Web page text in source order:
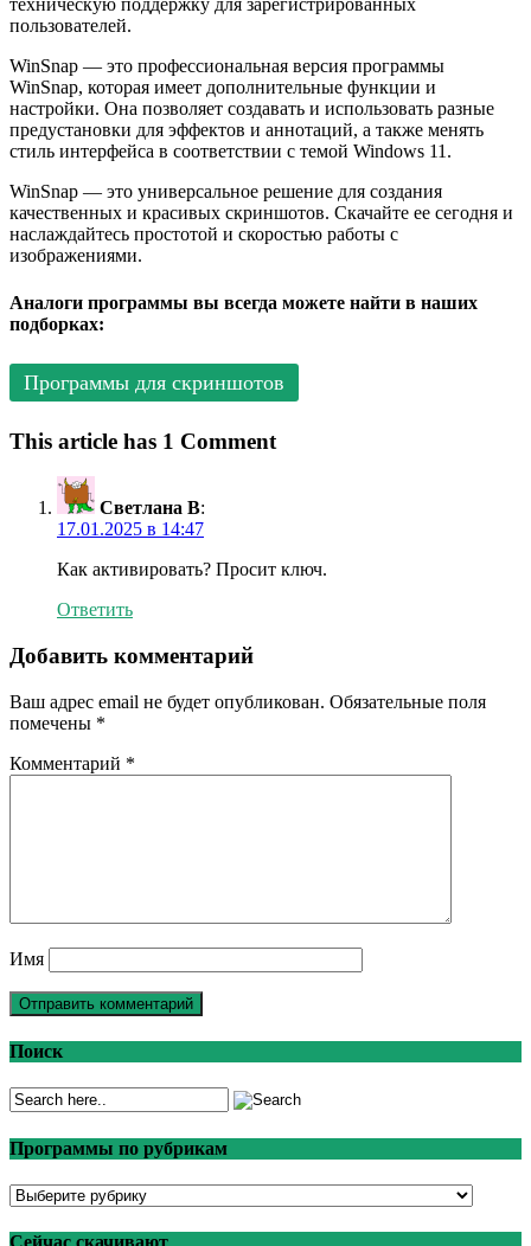
техническую поддержку для зарегистрированных
пользователей.
WinSnap — это профессиональная версия программы
WinSnap, которая имеет дополнительные функции и
настройки. Она позволяет создавать и использовать разные
предустановки для эффектов и аннотаций, а также менять
стиль интерфейса в соответствии с темой Windows 11.
WinSnap — это универсальное решение для создания
качественных и красивых скриншотов. Скачайте ее сегодня и
наслаждайтесь простотой и скоростью работы с
изображениями.
Аналоги программы вы всегда можете найти в наших
подборках:
Программы для скриншотов
This article has 1 Comment
Светлана В:
17.01.2025 в 14:47
Как активировать? Просит ключ.
Ответить
Добавить комментарий
Ваш адрес email не будет опубликован. Обязательные поля
помечены *
Комментарий *
Имя
Поиск
Программы по рубрикам
Программы
рубрикам